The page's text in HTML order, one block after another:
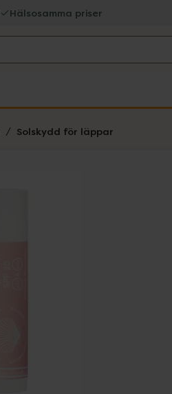
Hälsosamma priser
Solskydd för läppar